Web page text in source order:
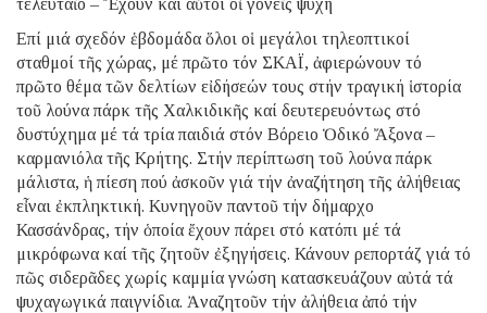
τελευταῖο – Ἔχουν καί αὐτοί οἱ γονεῖς ψυχή
Eπί μιά σχεδόν ἑβδομάδα ὅλοι οἱ μεγάλοι τηλεοπτικοί
σταθμοί τῆς χώρας, μέ πρῶτο τόν ΣΚΑΪ, ἀφιερώνουν τό
πρῶτο θέμα τῶν δελτίων εἰδήσεών τους στήν τραγική ἱστορία
τοῦ λούνα πάρκ τῆς Χαλκιδικῆς καί δευτερευόντως στό
δυστύχημα μέ τά τρία παιδιά στόν Βόρειο Ὁδικό Ἄξονα –
καρμανιόλα τῆς Κρήτης. Στήν περίπτωση τοῦ λούνα πάρκ
μάλιστα, ἡ πίεση πού ἀσκοῦν γιά τήν ἀναζήτηση τῆς ἀλήθειας
εἶναι ἐκπληκτική. Κυνηγοῦν παντοῦ τήν δήμαρχο
Κασσάνδρας, τήν ὁποία ἔχουν πάρει στό κατόπι μέ τά
μικρόφωνα καί τῆς ζητοῦν ἐξηγήσεις. Κάνουν ρεπορτάζ γιά τό
πῶς σιδερᾶδες χωρίς καμμία γνώση κατασκευάζουν αὐτά τά
ψυχαγωγικά παιγνίδια. Ἀναζητοῦν τήν ἀλήθεια ἀπό τήν